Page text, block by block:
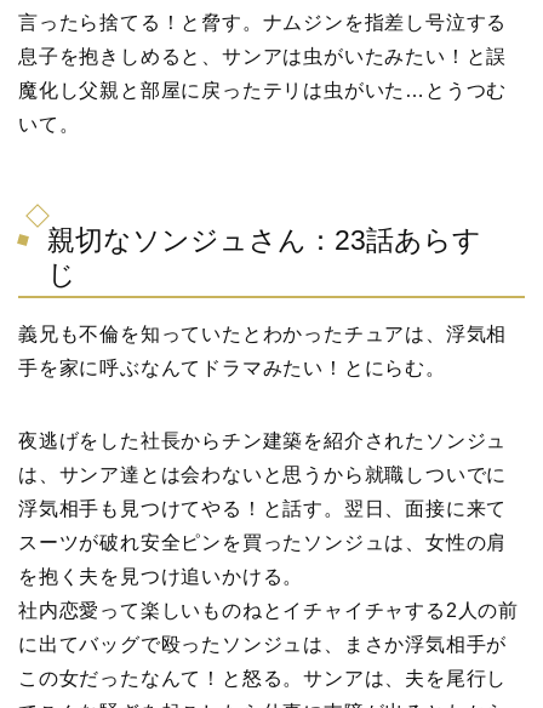
言ったら捨てる！と脅す。ナムジンを指差し号泣する
息子を抱きしめると、サンアは虫がいたみたい！と誤
魔化し父親と部屋に戻ったテリは虫がいた…とうつむ
いて。
親切なソンジュさん：23話あらす
じ
義兄も不倫を知っていたとわかったチュアは、浮気相
手を家に呼ぶなんてドラマみたい！とにらむ。
夜逃げをした社長からチン建築を紹介されたソンジュ
は、サンア達とは会わないと思うから就職しついでに
浮気相手も見つけてやる！と話す。翌日、面接に来て
スーツが破れ安全ピンを買ったソンジュは、女性の肩
を抱く夫を見つけ追いかける。
社内恋愛って楽しいものねとイチャイチャする2人の前
に出てバッグで殴ったソンジュは、まさか浮気相手が
この女だったなんて！と怒る。サンアは、夫を尾行し